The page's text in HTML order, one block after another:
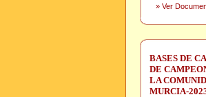
» Ver
BASES DE
DE
LA
MURCIA-